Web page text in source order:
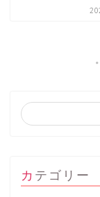
カテゴリー